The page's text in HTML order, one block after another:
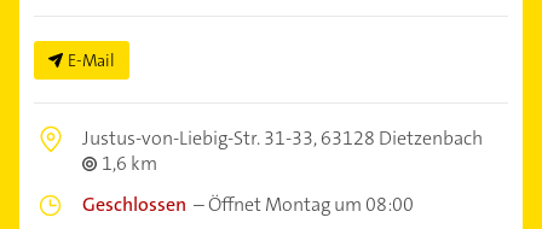
E-Mail
Justus-von-Liebig-Str. 31-33,63128 Dietzenbach
1,6 km
Geschlossen –Öffnet Montag um 08:00